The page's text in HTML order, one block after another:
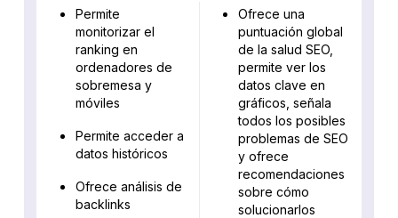
Permite
monitorizar el
ranking en
ordenadores de
sobremesa y
móviles
Permite acceder a
datos históricos
Ofrece análisis de
backlinks
Ofrece una
puntuación global
de la salud SEO,
permite ver los
datos clave en
gráficos, señala
todos los posibles
problemas de SEO
y ofrece
recomendaciones
sobre cómo
solucionarlos